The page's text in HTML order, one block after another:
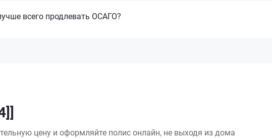
всего продлевать ОСАГО?
цену и оформляйте полис онлайн, не выходя из дома